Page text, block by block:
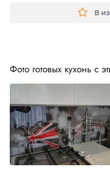
В
Фото готовых кухонь с